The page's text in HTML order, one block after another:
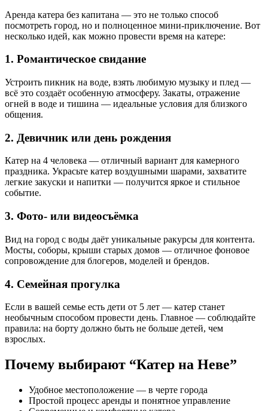
Аренда катера без капитана — это не только способ
посмотреть город, но и полноценное мини-приключение. Вот
несколько идей, как можно провести время на катере:
1. Романтическое свидание
Устроить пикник на воде, взять любимую музыку и плед —
всё это создаёт особенную атмосферу. Закаты, отражение
огней в воде и тишина — идеальные условия для близкого
общения.
2. Девичник или день рождения
Катер на 4 человека — отличный вариант для камерного
праздника. Украсьте катер воздушными шарами, захватите
легкие закуски и напитки — получится яркое и стильное
событие.
3. Фото- или видеосъёмка
Вид на город с воды даёт уникальные ракурсы для контента.
Мосты, соборы, крыши старых домов — отличное фоновое
сопровождение для блогеров, моделей и брендов.
4. Семейная прогулка
Если в вашей семье есть дети от 5 лет — катер станет
необычным способом провести день. Главное — соблюдайте
правила: на борту должно быть не больше детей, чем
взрослых.
Почему выбирают “Катер на Неве”
Удобное местоположение — в черте города
Простой процесс аренды и понятное управление